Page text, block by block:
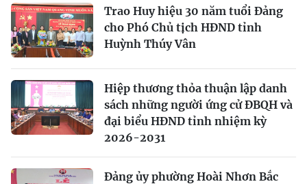
Trao Huy hiệu 30 năm tuổi Đảng
cho Phó Chủ tịch HĐND tỉnh
Huỳnh Thúy Vân
Hiệp thương thỏa thuận lập danh
sách những người ứng cử ĐBQH và
đại biểu HĐND tỉnh nhiệm kỳ
2026-2031
Đảng ủy phường Hoài Nhơn Bắc